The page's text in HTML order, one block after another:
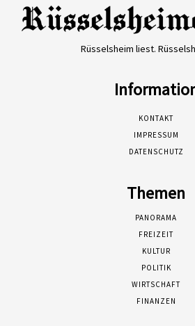
Rüsselsheim liest.
KONTAKT
IMPRESSUM
DATENSCHUTZ
Themen
PANORAMA
FREIZEIT
KULTUR
POLITIK
WIRTSCHAFT
FINANZEN